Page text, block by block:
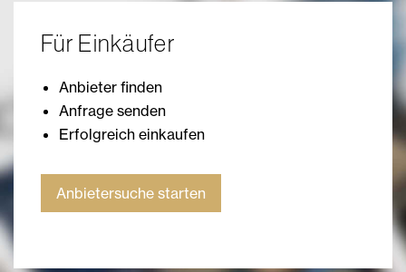
Für Einkäufer
Anbieter finden
Anfrage senden
Erfolgreich einkaufen
Anbietersuche starten